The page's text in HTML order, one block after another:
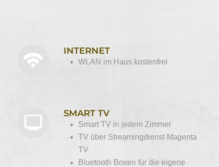
INTERNET
WLAN im Haus kostenfrei
SMART TV
Smart TV in jedem Zimmer
TV über Streamingdienst Magenta
TV
Bluetooth Boxen für die eigene